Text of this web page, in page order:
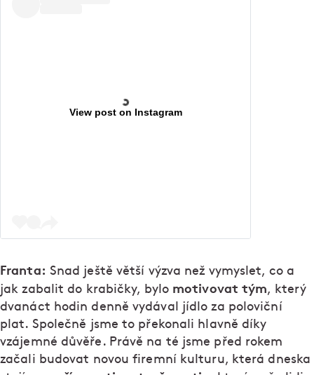
View post on Instagram
Franta: Snad ještě větší výzva než vymyslet, co a
jak zabalit do krabičky, bylo motivovat tým, který
dvanáct hodin denně vydával jídlo za poloviční
plat. Společně jsme to překonali hlavně díky
vzájemné důvěře. Právě na té jsme před rokem
začali budovat novou firemní kulturu, která dneska